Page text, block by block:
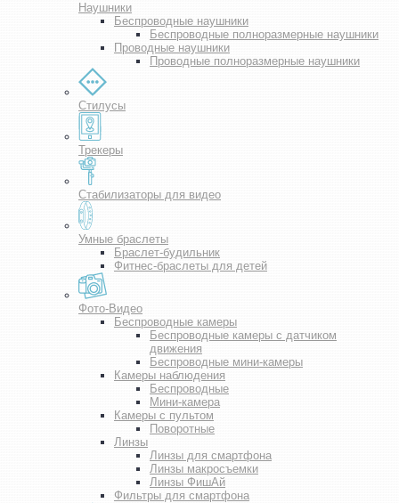
Наушники
Беспроводные наушники
Беспроводные полноразмерные наушники
Проводные наушники
Проводные полноразмерные наушники
Стилусы
Трекеры
Стабилизаторы для видео
Умные браслеты
Браслет-будильник
Фитнес-браслеты для детей
Фото-Видео
Беспроводные камеры
Беспроводные камеры с датчиком
движения
Беспроводные мини-камеры
Камеры наблюдения
Беспроводные
Мини-камера
Камеры с пультом
Поворотные
Линзы
Линзы для смартфона
Линзы макросъемки
Линзы ФишАй
Фильтры для смартфона